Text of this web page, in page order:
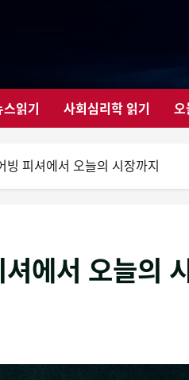
읽기 사회심리학 읽기 오
빙 피셔에서 오늘의 시장까지
에서 오늘의